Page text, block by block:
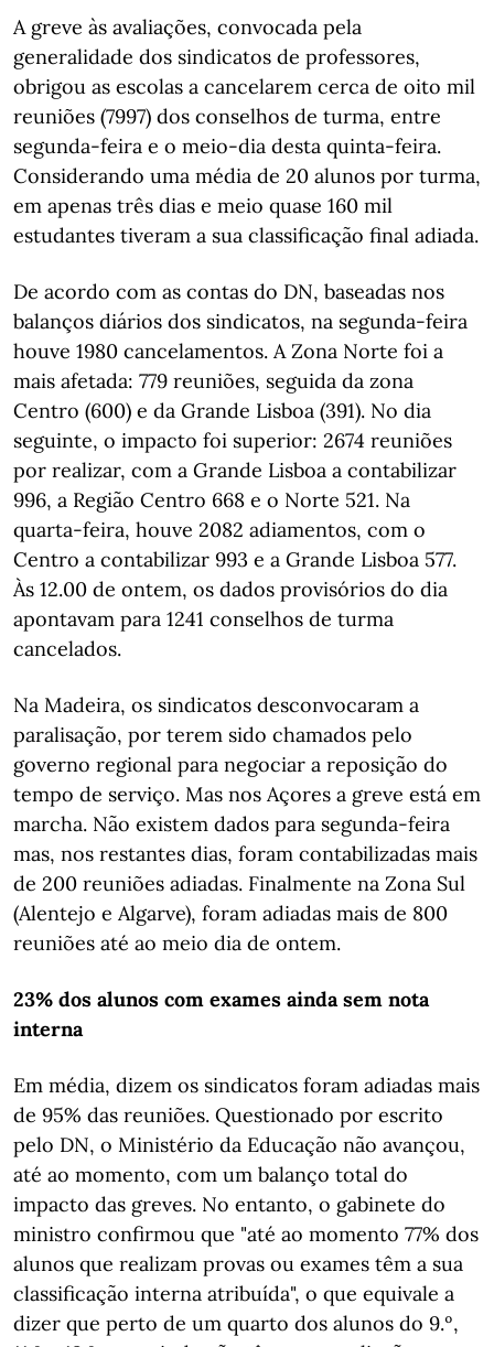
A greve às avaliações, convocada pela
generalidade dos sindicatos de professores,
obrigou as escolas a cancelarem cerca de oito mil
reuniões (7997) dos conselhos de turma, entre
segunda-feira e o meio-dia desta quinta-feira.
Considerando uma média de 20 alunos por turma,
em apenas três dias e meio quase 160 mil
estudantes tiveram a sua classificação final adiada.
De acordo com as contas do DN, baseadas nos
balanços diários dos sindicatos, na segunda-feira
houve 1980 cancelamentos. A Zona Norte foi a
mais afetada: 779 reuniões, seguida da zona
Centro (600) e da Grande Lisboa (391). No dia
seguinte, o impacto foi superior: 2674 reuniões
por realizar, com a Grande Lisboa a contabilizar
996, a Região Centro 668 e o Norte 521. Na
quarta-feira, houve 2082 adiamentos, com o
Centro a contabilizar 993 e a Grande Lisboa 577.
Às 12.00 de ontem, os dados provisórios do dia
apontavam para 1241 conselhos de turma
cancelados.
Na Madeira, os sindicatos desconvocaram a
paralisação, por terem sido chamados pelo
governo regional para negociar a reposição do
tempo de serviço. Mas nos Açores a greve está em
marcha. Não existem dados para segunda-feira
mas, nos restantes dias, foram contabilizadas mais
de 200 reuniões adiadas. Finalmente na Zona Sul
(Alentejo e Algarve), foram adiadas mais de 800
reuniões até ao meio dia de ontem.
23% dos alunos com exames ainda sem nota
interna
Em média, dizem os sindicatos foram adiadas mais
de 95% das reuniões. Questionado por escrito
pelo DN, o Ministério da Educação não avançou,
até ao momento, com um balanço total do
impacto das greves. No entanto, o gabinete do
ministro confirmou que "até ao momento 77% dos
alunos que realizam provas ou exames têm a sua
classificação interna atribuída", o que equivale a
dizer que perto de um quarto dos alunos do 9.º,